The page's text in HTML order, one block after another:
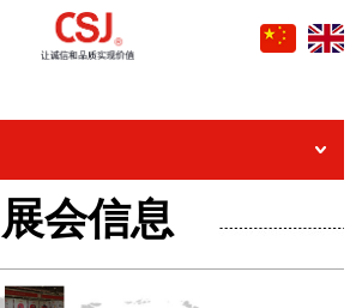
展会信息